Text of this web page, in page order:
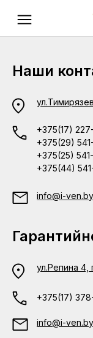
Наши
+375(17)
+375(29)
+375(25)
+375(44)
info@i-ven.by
ул.Репина
+375(17)
info@i-ven.by